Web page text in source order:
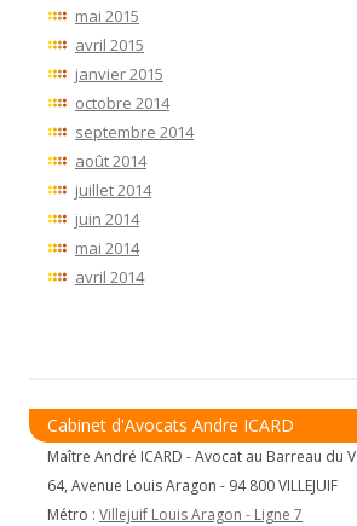
mai 2015
avril 2015
janvier 2015
octobre 2014
septembre 2014
août 2014
juillet 2014
juin 2014
mai 2014
avril 2014
Cabinet d'Avocats Andre ICARD
Maître André ICARD - Avocat au Barreau du
64, Avenue Louis Aragon - 94 800 VILLEJUIF
Métro : Villejuif Louis Aragon - Ligne 7